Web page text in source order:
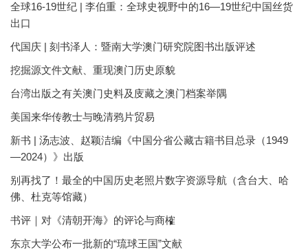
全球16-19世纪 | 李伯重：全球史视野中的16—19世纪中国丝货
出口
代国庆 | 刻书泽人：暨南大学澳门研究院图书出版评述
挖掘源文件文献、重现澳门历史原貌
台湾出版之有关澳门史料及庋藏之澳门档案举隅
美国来华传教士与晚清鸦片贸易
新书 | 汤志波、赵颖洁编《中国分省公藏古籍书目总录（1949
—2024）》出版
别再找了！最全的中国历史老照片数字资源导航（含台大、哈
佛、杜克等馆藏）
书评｜对《清朝开海》的评论与商榷
东京大学公布一批新的“琉球王国”文献